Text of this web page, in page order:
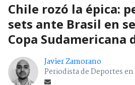
Chile rozó la épica:
sets ante Brasil en
Copa Sudamericana
Javier Zamorano
Periodista de Deportes